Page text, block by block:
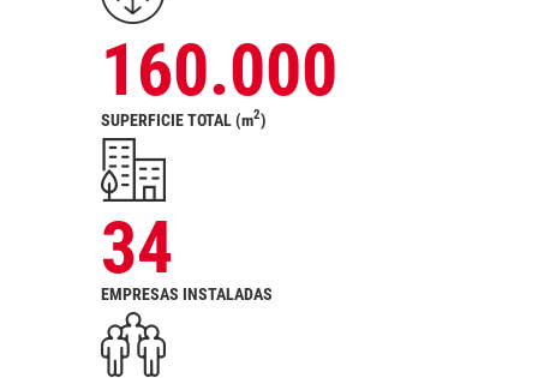
160.000
SUPERFICIE TOTAL (m2)
34
EMPRESAS INSTALADAS